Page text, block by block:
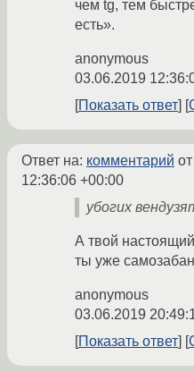
чем tg, тем
есть».
anonymous
03.06.2019
Показать ответ
Ответ на: комментарий
12:36:06 +00:00
убогих
А твой
ты уже
anonymous
03.06.2019
Показать ответ